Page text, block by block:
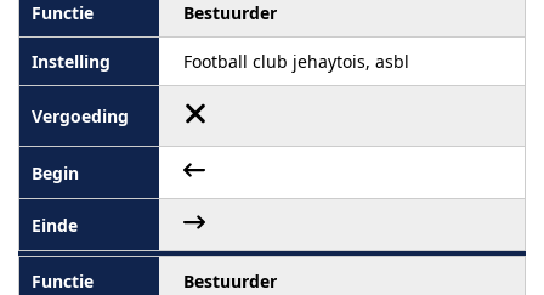
Bestuurder
Football club jehaytois, asbl
Bestuurder